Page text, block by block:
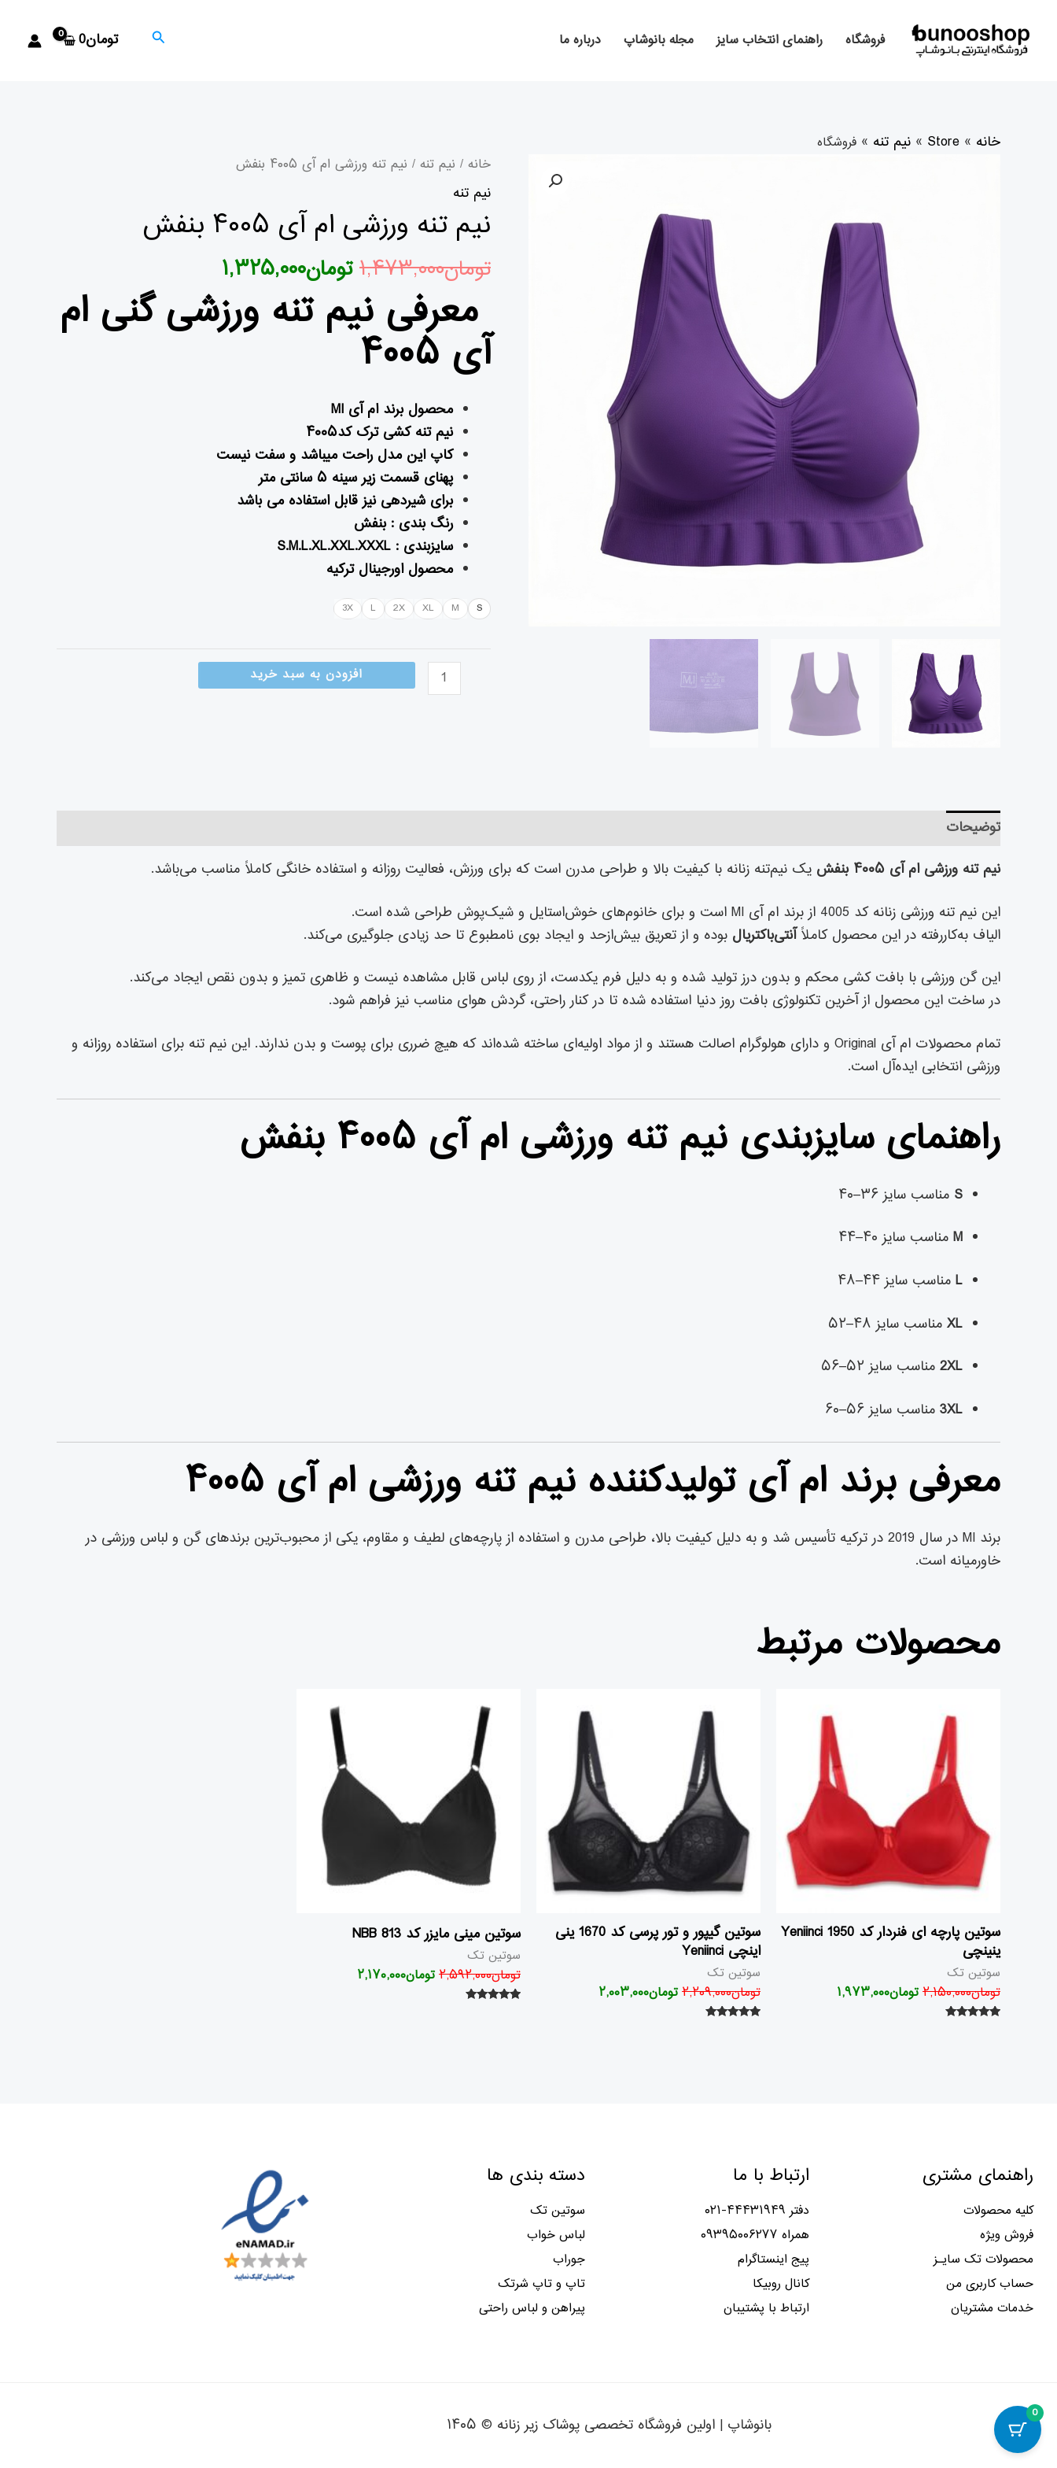
محتوا
فروشگاه راهنمای انتخاب سایز مجله بانوشاپ درباره ما جستجوتومان0
خانه »
Store
» نیم تنه »
خانه / نیم تنه / نیم تنه ورزشی ام آی ۴۰۰۵ بنفش
نیم تنه
نیم تنه ورزشی ام آی ۴۰۰۵ بنفش
تومان۱,۴۷۳,۰۰۰
قیمت
اصلی
تومان۱,۴۷۳,۰۰۰
بود.
تومان۱,۳۲۵,۰۰۰
فعلی
تومان۱,۳۲۵,۰۰۰
معرفی نیم تنه ورزشی گنی ام
آی ۴۰۰۵
محصول برند ام آی MI
نیم تنه کشی ترک کد۴۰۰۵
کاپ این مدل راحت میباشد و سفت نیست
پهنای قسمت زیر سینه ۵ سانتی متر
برای شیردهی نیز قابل استفاده می باشد
رنگ بندی : بنفش
سایزبندی : S.M.L.XL.XXL.XXXL
محصول اورجینال ترکیه
S
M
XL
2X
L
3X
نیم
تنه
ورزشی
ام
آی
۴۰۰۵
بنفش
عدد
افزودن به سبد خرید
توضیحات
نیم تنه ورزشی ام آی ۴۰۰۵ بنفش
یک نیم‌تنه زنانه با کیفیت بالا و طراحی مدرن است که برای ورزش، فعالیت روزانه و استفاده خانگی کاملاً مناسب می‌باشد.
این نیم تنه ورزشی زنانه کد 4005 از برند ام آی MI است و برای خانوم‌های خوش‌استایل و شیک‌پوش طراحی شده است.
الیاف به‌کاررفته در این محصول کاملاًآنتی‌باکتریال بوده و از تعریق بیش‌ازحد و ایجاد بوی نامطبوع تا حد زیادی جلوگیری می‌کند.
این گن ورزشی با بافت کشی محکم و بدون درز تولید شده و به دلیل فرم یکدست، از روی لباس قابل مشاهده نیست و ظاهری تمیز و بدون نقص ایجاد می‌کند.
در ساخت این محصول از آخرین تکنولوژی بافت روز دنیا استفاده شده تا در کنار راحتی، گردش هوای مناسب نیز فراهم شود.
تمام محصولات ام آی Original و دارای هولوگرام اصالت هستند و از مواد اولیه‌ای ساخته شده‌اند که هیچ ضرری برای پوست و بدن ندارند. این نیم تنه برای استفاده روزانه و
ورزشی انتخابی ایده‌آل است.
راهنمای سایزبندی نیم تنه ورزشی ام آی ۴۰۰۵ بنفش
S مناسب سایز ۳۶–۴۰
M مناسب سایز ۴۰–۴۴
L مناسب سایز ۴۴–۴۸
XL مناسب سایز ۴۸–۵۲
2XL مناسب سایز ۵۲–۵۶
3XL مناسب سایز ۵۶–۶۰
معرفی برند ام آی تولیدکننده نیم تنه ورزشی ام آی ۴۰۰۵
برند MI در سال 2019 در ترکیه تأسیس شد و به دلیل کیفیت بالا، طراحی مدرن و استفاده از پارچه‌های لطیف و مقاوم، یکی از محبوب‌ترین برندهای گن و لباس ورزشی در
خاورمیانه است.
محصولات مرتبط
سوتین پارچه ای فنردار کد 1950 Yeniinci
ینینچی
سوتین تک
تومان۲,۱۵۰,۰۰۰تومان۱,۹۷۳,۰۰۰
است.
سوتین گیپور و تور پرسی کد 1670 ینی
اینچی Yeniinci
سوتین تک
تومان۲,۲۰۹,۰۰۰تومان۲,۰۰۳,۰۰۰
فعلی
است.
سوتین مینی مایزر کد 813 NBB
سوتین تک
تومان۲,۵۹۲,۰۰۰تومان۲,۱۷۰,۰۰۰
فعلی
است.
راهنمای مشتری
کلیه محصولات
فروش ویژه
محصولات تک سایـز
حساب کاربری من
خدمات مشتریان
ارتباط با ما
دفتر ۴۴۴۳۱۹۴۹-۰۲۱
همراه ۰۹۳۹۵۰۰۶۲۷۷
پیج اینستاگرام
کانال روبیکا
ارتباط با پشتیبان
دسته بندی ها
سوتین تک
لباس خواب
جوراب
تاپ و تاپ شرتک
پیراهن و لباس راحتی
بانوشاپ | اولین فروشگاه تخصصی پوشاک زیر زنانه © ۱۴۰۵
0